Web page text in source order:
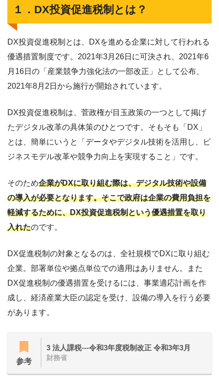
１．DX投資促進税制とは？
DX投資促進税制とは、DXを進める企業に対して行われる
優遇措置制度です。2021年3月26日に可決され、2021年6
月16日の「産業競争力強化法の一部改正」として公布、
2021年8月2日から施行が開始されています。
DX投資促進税制は、菅政権が目玉政策の一つとして掲げ
たデジタル改革の具体策のひとつです。そもそも「DX」
とは、簡単にいうと「データやデジタル技術を活用し、ビ
ジネスモデル改革や競争力向上を実現すること」です。
そのため企業がDXに取り組む際は、デジタル技術や設備
の導入が必要となります。そこで政府は企業の費用負担を
軽減するために、DX投資促進税制という優遇措置を取り
入れたのです。
DX促進税制の対象となるのは、全社規模でDXに取り組む
企業。部署単位や拠点単位での適用はありません。また
DX促進税制の優遇措置を受けるには、事業適応計画を作
成し、経済産業大臣の認定を受け、設備の導入を行う必要
があります。
参考
3 法人課税---令和3年度税制改正 令和3年3月
財務省